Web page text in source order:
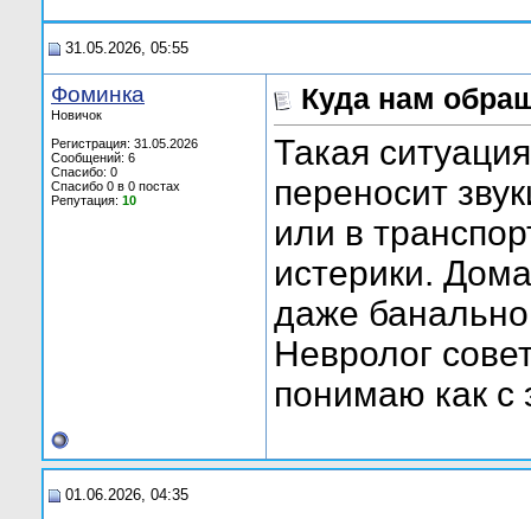
31.05.2026, 05:55
Фоминка
Новичок
Регистрация: 31.05.2026
Сообщений: 6
Спасибо: 0
Спасибо 0 в 0 постах
Репутация: 10
Куда нам
Такая
переносит
или в
истерики.
даже банально
Невролог
понимаю как с
01.06.2026, 04:35